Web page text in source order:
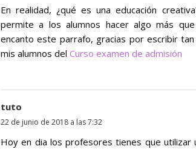
En realidad, ¿qué es una educación
permite a los alumnos hacer algo más
encanto este parrafo, gracias por escribir
mis alumnos del Curso examen de admisión
tuto
22 de junio de 2018 a las 7:32
Hoy en dia los profesores tienes que utilizar